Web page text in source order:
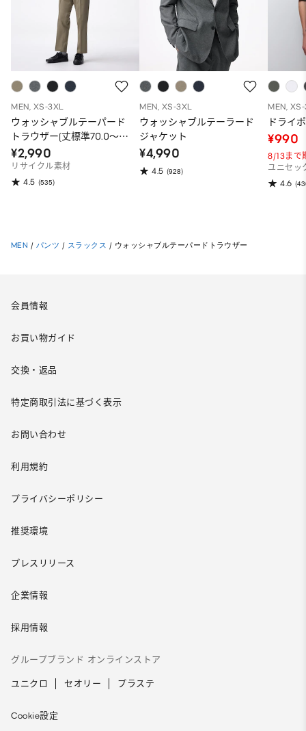
MEN, XS-3XL
ウォッシャブルテーパード
トラウザー(丈標準70.0～
74.0cm)
¥2,990
リサイクル素材
4.5 (535)
MEN, XS-3XL
ウォッシャブルテーラード
ジャケット
¥4,990
4.5 (928)
MEN,
ドライ
¥990
8/13まで
ユニセッ
4.6
MEN / パンツ / スラックス / ウォッシャブルテーパードトラウザー
会員情報
お買い物ガイド
交換・返品
特定商取引法に基づく表示
お問い合わせ
利用規約
プライバシーポリシー
推奨環境
プレスリリース
企業情報
採用情報
グループブランド オンラインストア
ユニクロ セオリー プラステ
Cookie設定